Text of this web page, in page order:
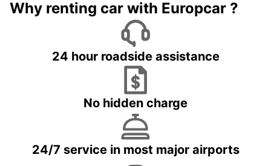
Why renting car with Europcar ?
24 hour roadside assistance
No hidden charge
24/7 service in most major airports